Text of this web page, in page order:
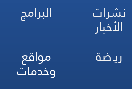
نشرات
الأخبار
البرامج
رياضة مواقع
وخدمات